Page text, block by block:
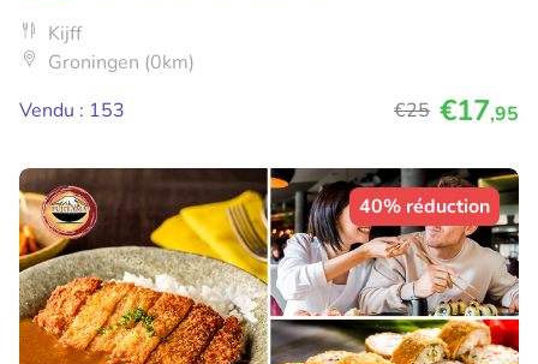
Kijff
Groningen (0km)
Vendu : 153
€25 €17,95
40% réduction